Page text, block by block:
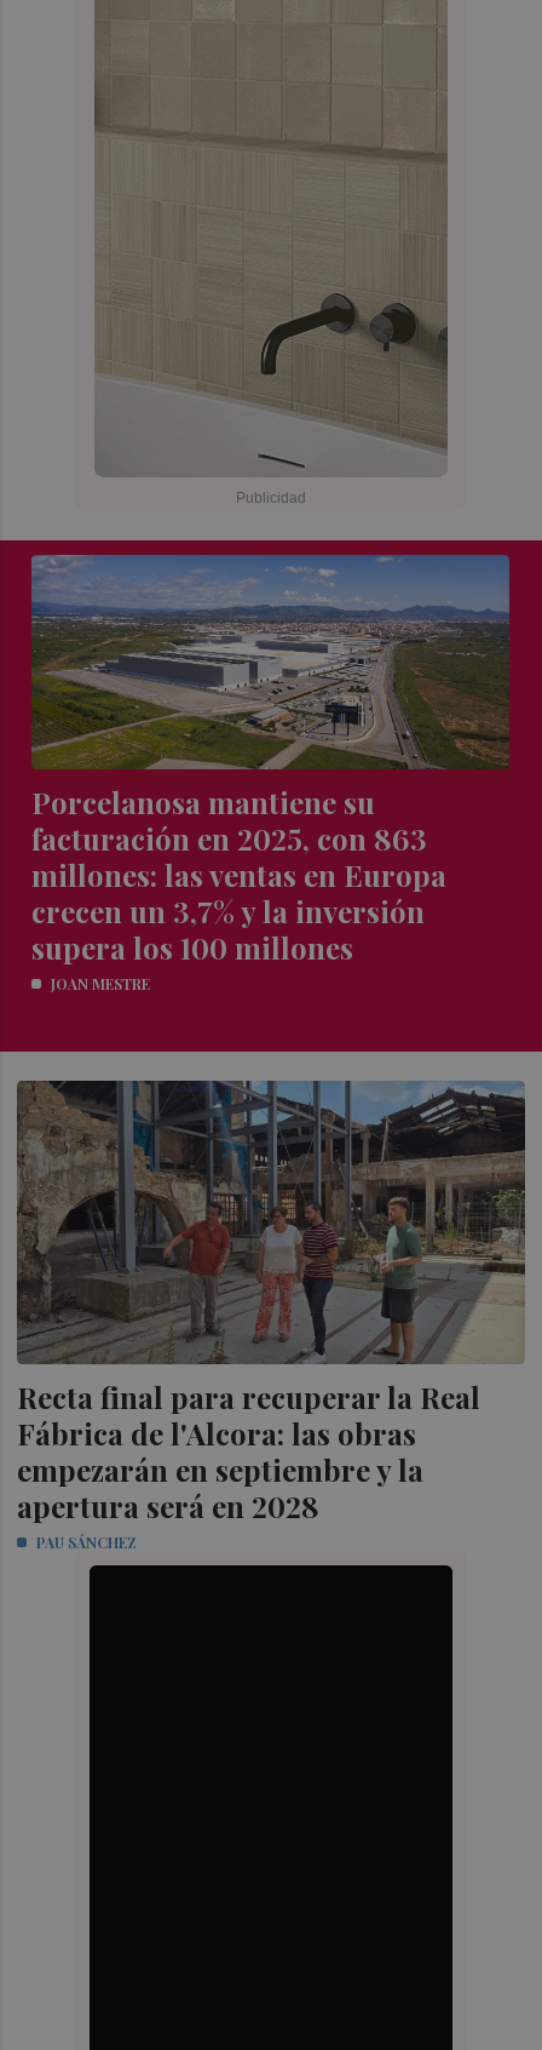
Porcelanosa mantiene su
facturación en 2025, con 863
millones: las ventas en Europa
crecen un 3,7% y la inversión
supera los 100 millones
JOAN MESTRE
Recta final para recuperar la Real
Fábrica de l'Alcora: las obras
empezarán en septiembre y la
apertura será en 2028
PAU SÁNCHEZ